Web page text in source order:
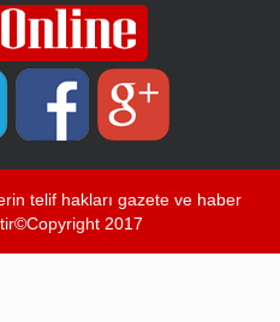
telif hakları gazete ve haber
2017